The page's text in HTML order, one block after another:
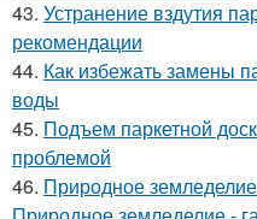
43. Устранение вздутия
рекомендации
44. Как избежать замены
воды
45. Подъем паркетной
проблемой
46. Природное